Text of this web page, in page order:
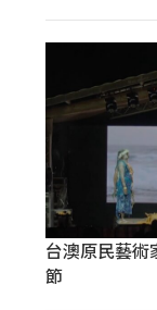
台澳原民藝術
節